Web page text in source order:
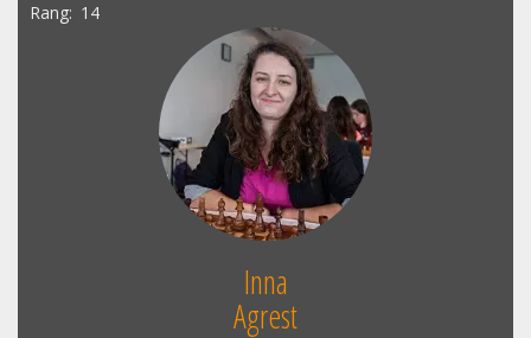
Rang 14
Inna
Agrest